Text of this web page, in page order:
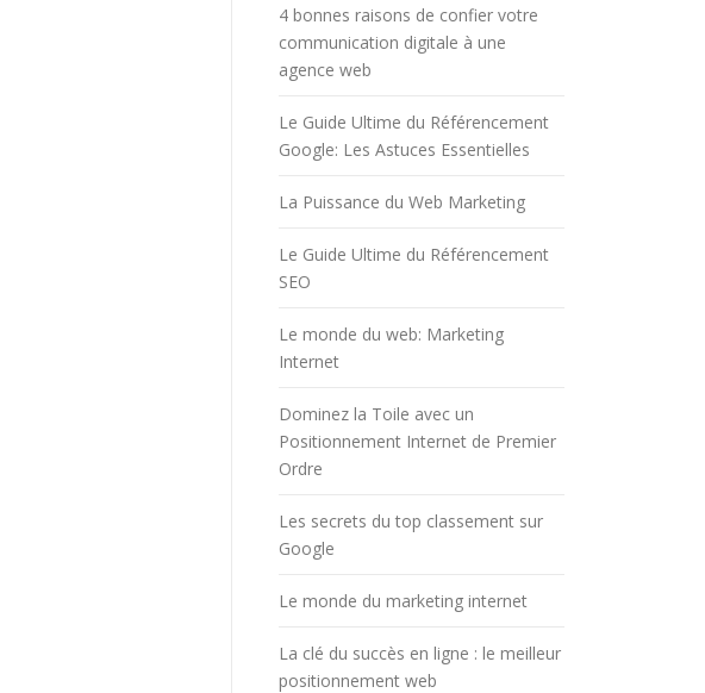
4 bonnes raisons de confier votre
communication digitale à une
agence web
Le Guide Ultime du Référencement
Google: Les Astuces Essentielles
La Puissance du Web Marketing
Le Guide Ultime du Référencement
SEO
Le monde du web: Marketing
Internet
Dominez la Toile avec un
Positionnement Internet de Premier
Ordre
Les secrets du top classement sur
Google
Le monde du marketing internet
La clé du succès en ligne : le meilleur
positionnement web